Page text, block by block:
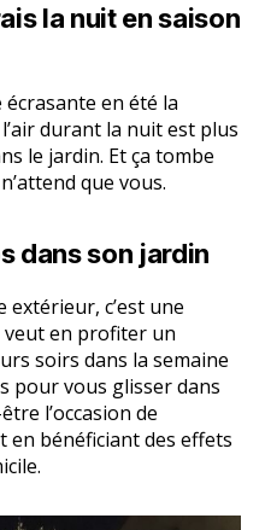
la nuit en saison
en été la
durant la nuit est plus
le jardin. Et ça tombe
que vous.
dans son jardin
c’est une
veut en profiter un
soirs dans la semaine
pour vous glisser dans
l’occasion de
bénéficiant des effets